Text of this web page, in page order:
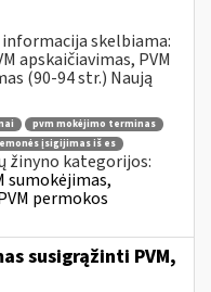
skelbiama:
apskaičiavimas, PVM
(90-94 str.) Naują
pvm mokėjimo terminas
įsigijimas iš es
žinyno kategorijos:
sumokėjimas,
permokos
susigrąžinti PVM,